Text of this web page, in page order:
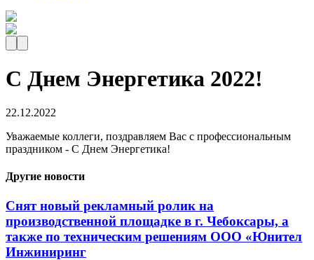
С Днем Энергетика 2022!
22.12.2022
Уважаемые коллеги, поздравляем Вас с профессиональным
праздником - С Днем Энергетика!
Другие новости
Снят новый рекламный ролик на
производственной площадке в г. Чебоксары, а
также по техническим решениям ООО «Юнител
Инжиниринг